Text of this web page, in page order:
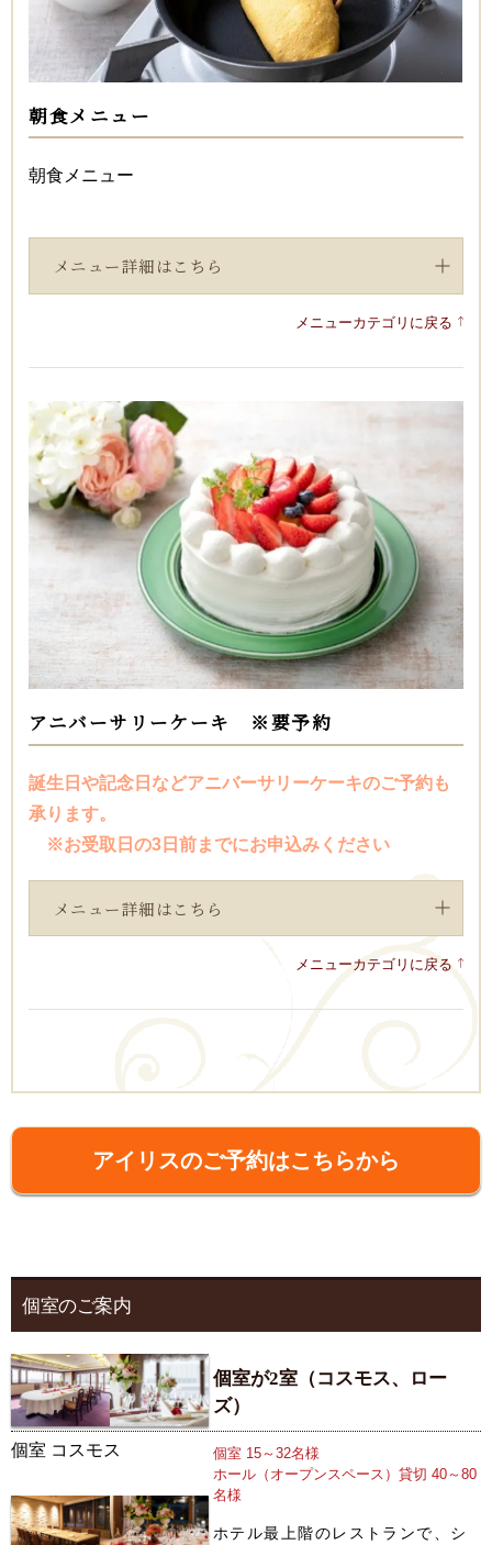
朝食メニュー
朝食メニュー
メニュー詳細はこちら
メニューカテゴリに戻る
アニバーサリーケーキ ※要予約
誕生日や記念日などアニバーサリーケーキのご予約も
承ります。
※お受取日の3日前までにお申込みください
メニュー詳細はこちら
メニューカテゴリに戻る
アイリスのご予約はこちらから
個室のご案内
個室 コスモス
個室が2室（コスモス、ロー
ズ）
個室 15～32名様
ホール（オープンスペース）貸切 40～80
名様
ホテル最上階のレストランで、シ